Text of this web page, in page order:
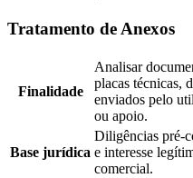
Tratamento de Anexos
Finalidade
Analisar
placas técnicas,
enviados pelo
ou apoio.
Base jurídica
Diligências pré-
e interesse
comercial.